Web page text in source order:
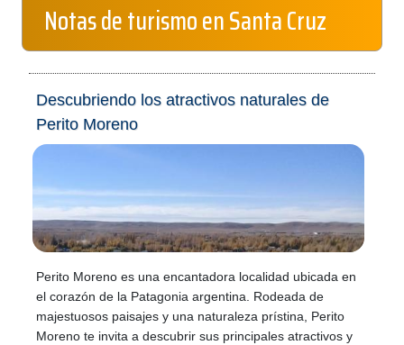
Notas de turismo en Santa Cruz
Descubriendo los atractivos naturales de
Perito Moreno
Perito Moreno es una encantadora localidad ubicada en
el corazón de la Patagonia argentina. Rodeada de
majestuosos paisajes y una naturaleza prístina, Perito
Moreno te invita a descubrir sus principales atractivos y